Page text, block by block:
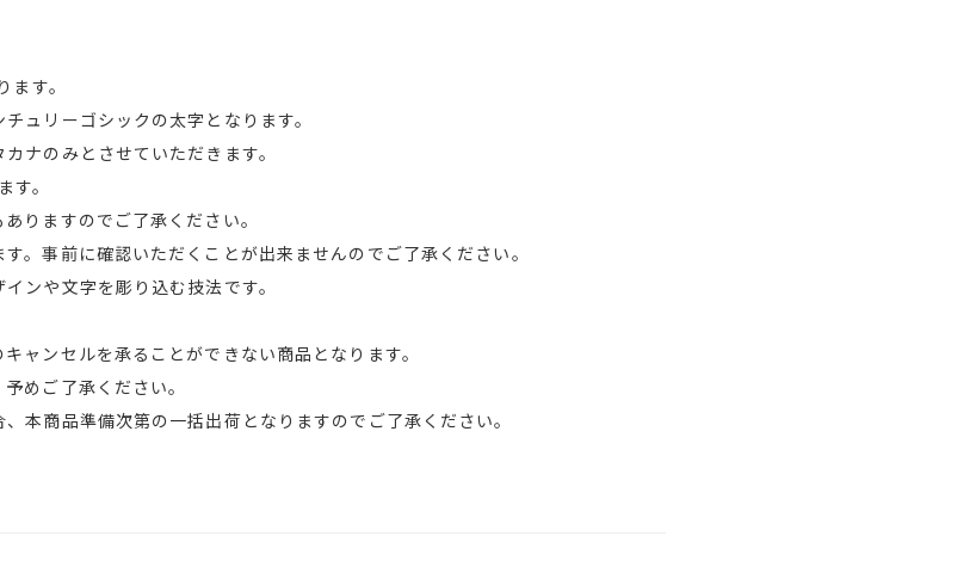
す。
ュリーゴシックの太字となります。
ナのみとさせていただきます。
す。
りますのでご了承ください。
。事前に確認いただくことが出来ませんのでご了承ください。
ンや文字を彫り込む技法です。
ャンセルを承ることができない商品となります。
めご了承ください。
本商品準備次第の一括出荷となりますのでご了承ください。